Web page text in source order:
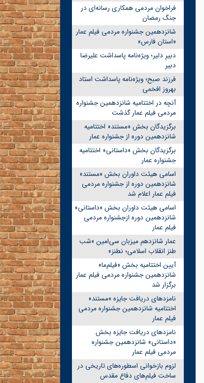
فراخوان مردمی همکاری رسانه‌ای در
جنگ رمضان
شانزدهمین جشنواره مردمی فیلم عمار
«استان فارس»
دبیرِ دلیر؛ ویژه‌نامه پاسداشت علیرضا
دبیر
فرزند صبح؛ ویژه‌نامه پاسداشت استاد
بهروز افخمی
آنچه در اختتامیه شانزدهمین جشنواره
مردمی فیلم عمار گذشت
برگزیدگان بخش «مستند» اختتامیه
شانزدهمین دوره از جشنواره عمار
برگزیدگان بخش «داستانی» اختتامیه
جشنواره عمار
اسامی هیئت داوران بخش «مستند»
شانزدهمین دوره از جشنواره مردمی
فیلم عمار اعلام شد
اسامی هیئت داوران بخش «داستانی»
شانزدهمین دوره ازجشنواره مردمی
فیلم عمار
عمار شانزدهم میزبان سی‌امین «شب
طنز انقلاب اسلامی؛ نطنز»
آیین اختتامیه بخش «فیلم‌ما»
شانزدهمین جشنواره مردمی فیلم عمار
برگزار شد
نامزدهای دریافت جایزه «مستند»
اختتامیه شانزدهمین جشنواره مردمی
فیلم عمار
نامزدهای دریافت جایزه بخش
«داستانی» شانزدهمین جشنواره
مردمی فیلم عمار
لزوم بازخوانی اسطوره‌های تاریخی در
ساخت فیلم‌های دفاع مقدس